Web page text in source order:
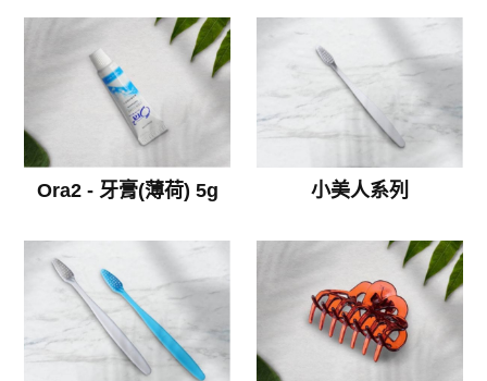
Ora2 - 牙膏(薄荷) 5g 小美人系列